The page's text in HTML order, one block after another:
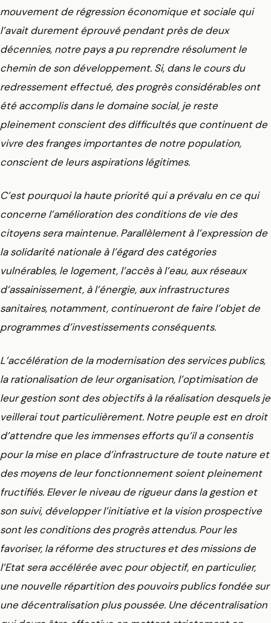
mouvement de régression économique et sociale qui
l’avait durement éprouvé pendant près de deux
décennies, notre pays a pu reprendre résolument le
chemin de son développement. Si, dans le cours du
redressement effectué, des progrès considérables ont
été accomplis dans le domaine social, je reste
pleinement conscient des difficultés que continuent de
vivre des franges importantes de notre population,
conscient de leurs aspirations légitimes.
C’est pourquoi la haute priorité qui a prévalu en ce qui
concerne l’amélioration des conditions de vie des
citoyens sera maintenue. Parallèlement à l’expression de
la solidarité nationale à l’égard des catégories
vulnérables, le logement, l’accès à l’eau, aux réseaux
d’assainissement, à l’énergie, aux infrastructures
sanitaires, notamment, continueront de faire l’objet de
programmes d’investissements conséquents.
L’accélération de la modernisation des services publics,
la rationalisation de leur organisation, l’optimisation de
leur gestion sont des objectifs à la réalisation desquels je
veillerai tout particulièrement. Notre peuple est en droit
d’attendre que les immenses efforts qu’il a consentis
pour la mise en place d’infrastructure de toute nature et
des moyens de leur fonctionnement soient pleinement
fructifiés. Elever le niveau de rigueur dans la gestion et
son suivi, développer l’initiative et la vision prospective
sont les conditions des progrès attendus. Pour les
favoriser, la réforme des structures et des missions de
l’Etat sera accélérée avec pour objectif, en particulier,
une nouvelle répartition des pouvoirs publics fondée sur
une décentralisation plus poussée. Une décentralisation